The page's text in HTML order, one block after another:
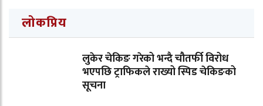
लोकप्रिय
लुकेर चेकिङ गरेको भन्दै चौतर्फी विरोध
भएपछि ट्राफिकले राख्यो स्पिड चेकिङको
सूचना